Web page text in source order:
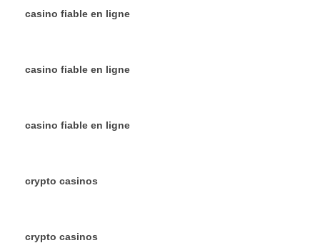
casino fiable en ligne
casino fiable en ligne
casino fiable en ligne
crypto casinos
crypto casinos